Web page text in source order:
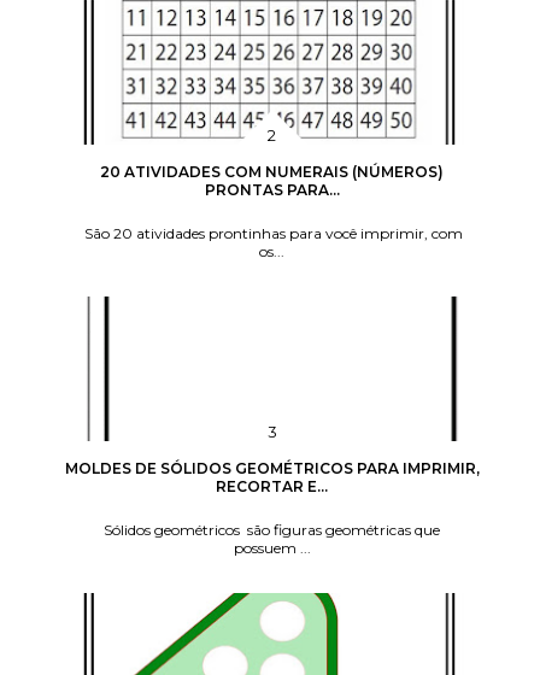
20 ATIVIDADES COM NUMERAIS (NÚMEROS)
PRONTAS PARA...
São 20 atividades prontinhas para você imprimir, com
os...
MOLDES DE SÓLIDOS GEOMÉTRICOS PARA IMPRIMIR,
RECORTAR E...
Sólidos geométricos são figuras geométricas que
possuem ...